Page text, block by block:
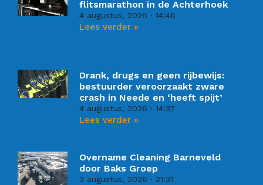
flitsmarathon in de Achterhoek
4 augustus, 2026 14:46
Lees verder »
Drank, drugs en geen rijbewijs:
bestuurder veroorzaakt zware
crash in Neede en ‘heeft spijt’
4 augustus, 2026 14:37
Lees verder »
Overname Cleaning Barneveld
door Baks Groep
3 augustus, 2026 21:31